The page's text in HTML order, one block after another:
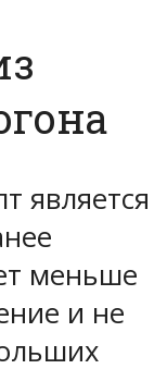
является
меньше
и не